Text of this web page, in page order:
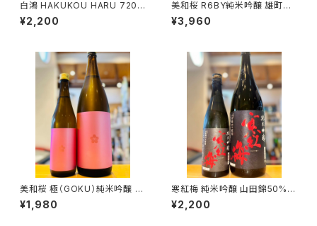
白鴻 HAKUKOU HARU 720m
l１本（盛川酒造・広島県呉市安
浦町）
¥2,200
美和桜 R6BY純米吟醸 雄町生
原酒 1800ml１本（美和桜酒造・
広島県三次市三和町）
¥3,960
美和桜 極（GOKU）純米吟醸 7
20ml１本（美和桜酒造・広島県
三次市三和町）
¥1,980
寒紅梅 純米吟醸 山田錦50% 7
20ml１本（寒紅梅酒造・三重県
津市栗真中山町）
¥2,200